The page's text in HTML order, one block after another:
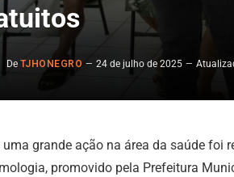
De TJHONEGRO 24 de julho de 2025
uma grande ação na área da saúde foi
promovido pela Prefeitura